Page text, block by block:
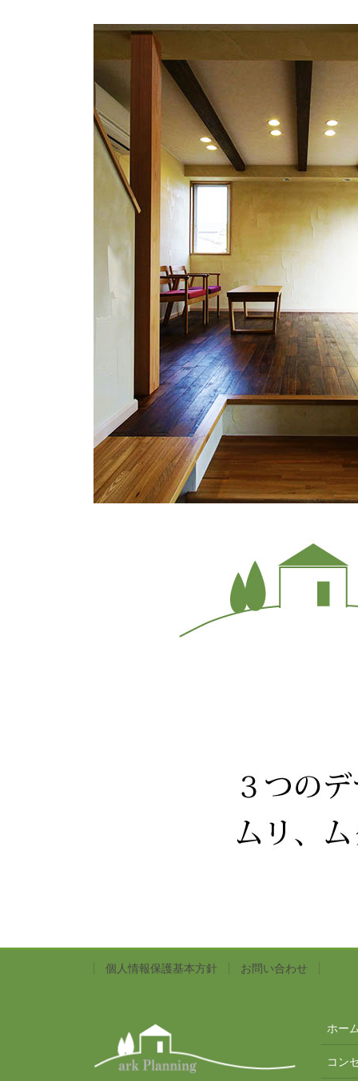
個人情報保護基本方針 お問い合わせ
ホー
コン